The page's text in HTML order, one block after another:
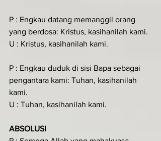
P : Engkau datang memanggil orang
yang berdosa: Kristus, kasihanilah kami.
U : Kristus, kasihanilah kami.
P : Engkau duduk di sisi Bapa sebagai
pengantara kami: Tuhan, kasihanilah
kami.
U : Tuhan, kasihanilah kami.
ABSOLUSI